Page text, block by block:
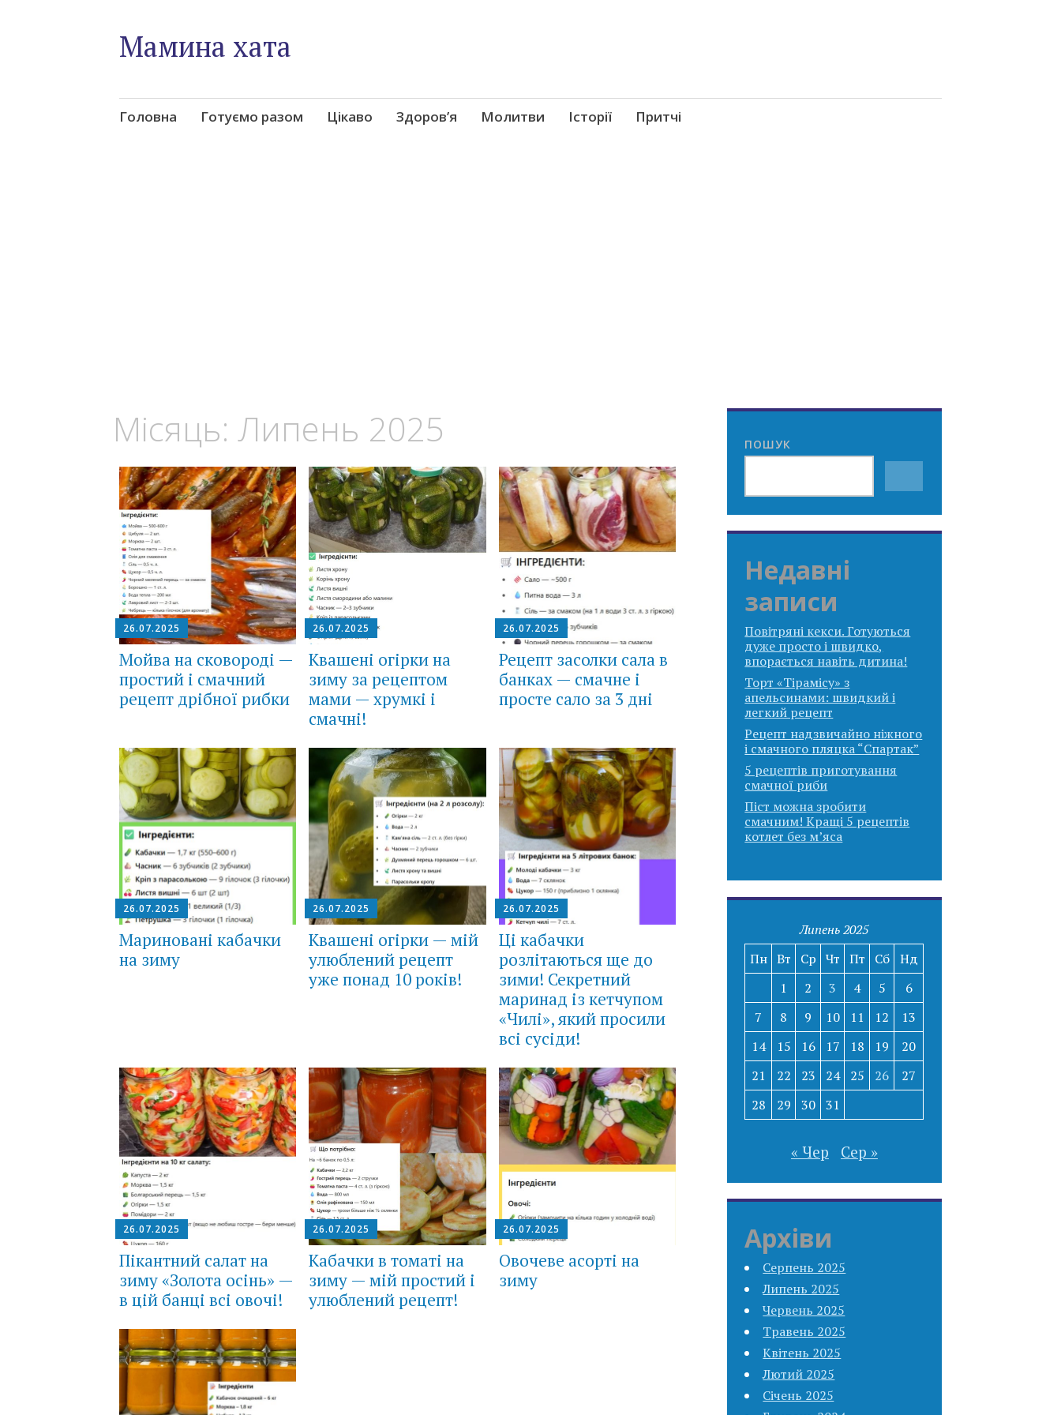
Мамина хата
Skip
Головна Готуємо разом Цікаво Здоров’я Молитви Історії Притчі
Місяць: Липень 2025
26.07.2025
Мойва на сковороді —
простий і смачний
рецепт дрібної рибки
26.07.2025
Квашені огірки на
зиму за рецептом
мами — хрумкі і
смачні!
26.07.2025
Рецепт засолки сала в
банках — смачне і
просте сало за 3 дні
26.07.2025
Мариновані кабачки
на зиму
26.07.2025
Квашені огірки — мій
улюблений рецепт
уже понад 10 років!
26.07.2025
Ці кабачки
розлітаються ще до
зими! Секретний
маринад із кетчупом
«Чилі», який просили
всі сусіди!
26.07.2025
Пікантний салат на
зиму «Золота осінь» —
в цій банці всі овочі!
26.07.2025
Кабачки в томаті на
зиму — мій простий і
улюблений рецепт!
26.07.2025
Овочеве асорті на
зиму
ПОШУК
Недавні
записи
Повітряні кекси. Готуються
дуже просто і швидко,
впорається навіть дитина!
Торт «Тірамісу» з
апельсинами: швидкий і
легкий рецепт
Рецепт надзвичайно ніжного
і смачного пляцка “Спартак”
5 рецептів приготування
смачної риби
Піст можна зробити
смачним! Кращі 5 рецептів
котлет без м’яса
Липень 2025
Пн Вт Ср Чт Пт Сб Нд
1
2 3 4 5
6
7
8 9 10 11 12
13
14
15 16 17 18 19
20
21
22 23 24 25 26
27
28
29 30 31
« Чер Сер »
Архіви
Серпень 2025
Липень 2025
Червень 2025
Травень 2025
Квітень 2025
Лютий 2025
Січень 2025